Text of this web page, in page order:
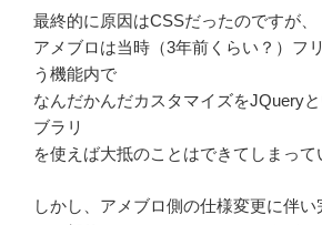
最終的に原因はCSSだったのですが、
アメブロは当時（3年前くらい？）フ
う機能内で
なんだかんだカスタマイズをJQuery
ブラリ
を使えば大抵のことはできてしまって
しかし、アメブロ側の仕様変更に伴い